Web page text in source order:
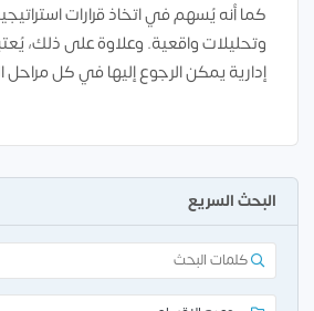
كما أنه يُسهم في اتخاذ قرارات
وتحليلات واقعية. وعلاوة على ذلك،
إدارية يمكن الرجوع إليها في كل مراحل
البحث السريع